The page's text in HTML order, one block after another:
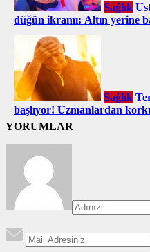
Sağlık
düğün ikramı: Altın yerine
Sağlık
başlıyor! Uzmanlardan
YORUMLAR